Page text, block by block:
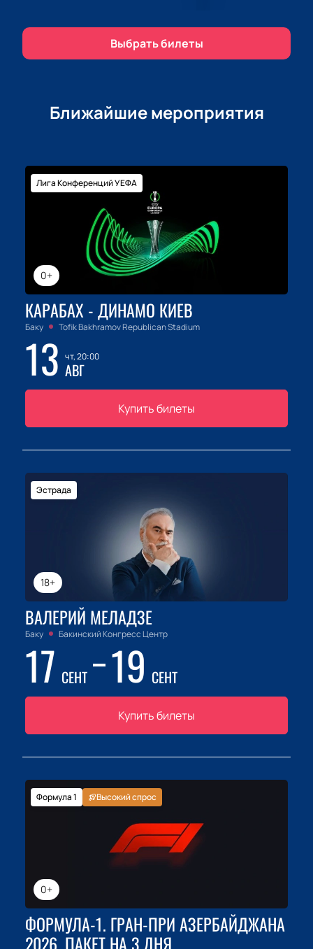
Будьте в центре происходящего, позвольте музыке
занять особое место в вашей жизни.
Выбрать билеты
Ближайшие мероприятия
0+
Лига Конференций УЕФА
КАРАБАХ - ДИНАМО КИЕВ
Баку Tofik Bakhramov Republican Stadium
13 чт, 20:00
АВГ
Купить билеты
18+
Эстрада
ВАЛЕРИЙ МЕЛАДЗЕ
Баку Бакинский Конгресс Центр
17 СЕНТ 19 СЕНТ
Купить билеты
0+
Формула 1 Высокий спрос
ФОРМУЛА-1. ГРАН-ПРИ АЗЕРБАЙДЖАНА
2026. ПАКЕТ НА 3 ДНЯ